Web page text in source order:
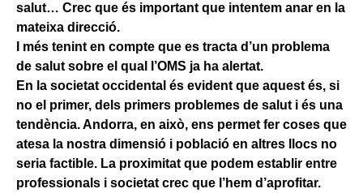
salut… Crec que és important que intentem anar en la
mateixa direcció.
I més tenint en compte que es tracta d’un problema
de salut sobre el qual l’OMS ja ha alertat.
En la societat occidental és evident que aquest és, si
no el primer, dels primers problemes de salut i és una
tendència. Andorra, en això, ens permet fer coses que
atesa la nostra dimensió i població en altres llocs no
seria factible. La proximitat que podem establir entre
professionals i societat crec que l’hem d’aprofitar.